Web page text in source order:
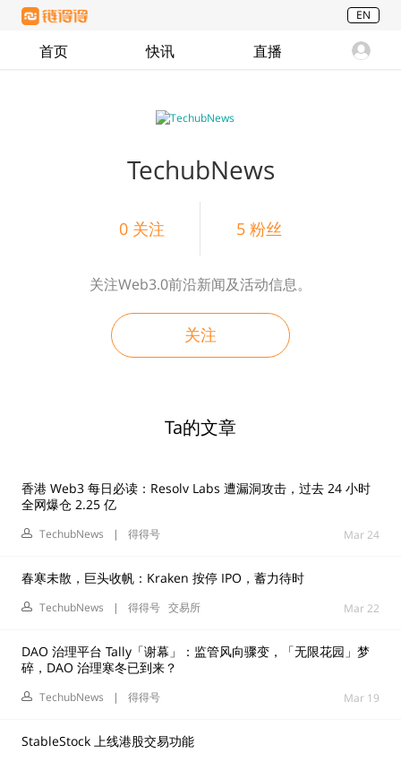
EN
首页 快讯 直播
TechubNews
0 关注 5粉丝
关注Web3.0前沿新闻及活动信息。
关注
Ta的文章
香港 Web3 每日必读：Resolv Labs 遭漏洞攻击，过去 24 小时
全网爆仓 2.25 亿
TechubNews | 得得号 Mar 24
春寒未散，巨头收帆：Kraken 按停 IPO，蓄力待时
TechubNews | 得得号 交易所 Mar 22
DAO 治理平台 Tally「谢幕」：监管风向骤变，「无限花园」梦
碎，DAO 治理寒冬已到来？
TechubNews | 得得号 Mar 19
StableStock 上线港股交易功能